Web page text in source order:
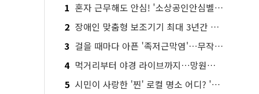
하
기
하
기
1 혼자 근무해도 안심! '소상공인안심벨' 신청하세요
2 장애인 맞춤형 보조기기 최대 3년간 무상 대여…삶의 질 높인다
3 걸을 때마다 아픈 '족저근막염'…무작정 참지 말고 '이것' 해보세요!
4 먹거리부터 야경 라이브까지…망원한강공원 알짜 코스
5 시민이 사랑한 '찐' 로컬 명소 어디? '서울에디션25' 추천 코스